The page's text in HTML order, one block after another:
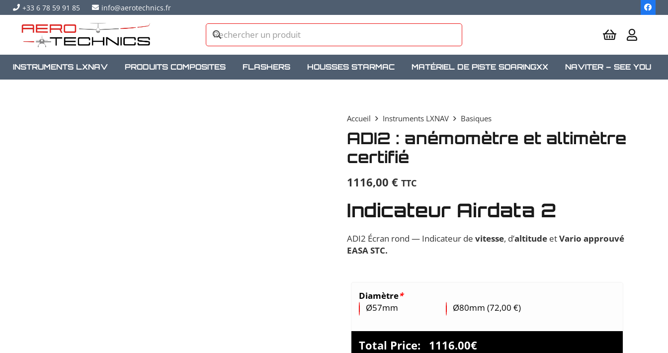
+33 6 78 59 91 85 info@aerotechnics.fr
INSTRUMENTS LXNAV PRODUITS COMPOSITES FLASHERS HOUSSES STARMAC MATÉRIEL DE PISTE SOARINGXX NAVITER – SEE YOU
Accueil Instruments LXNAV Basiques
ADI2 : anémomètre et altimètre
certifié
1116,00 € TTC
Indicateur Airdata 2
ADI2 Écran rond — Indicateur de vitesse, d’altitudeetVario approuvé
EASA STC.
Diamètre*
Ø57mm
Ø80mm (72,00€)
Total Price: €
1116.00